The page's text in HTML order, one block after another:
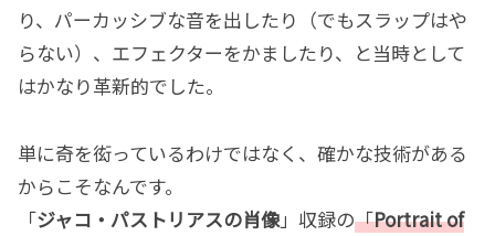
り、パーカッシブな音を出したり（でもスラップはや
らない）、エフェクターをかましたり、と当時として
はかなり革新的でした。
単に奇を衒っているわけではなく、確かな技術がある
からこそなんです。
「ジャコ・パストリアスの肖像」収録の「Portrait of